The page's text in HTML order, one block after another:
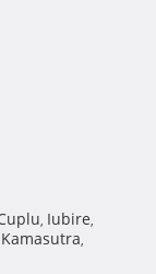
, Iubire,
,